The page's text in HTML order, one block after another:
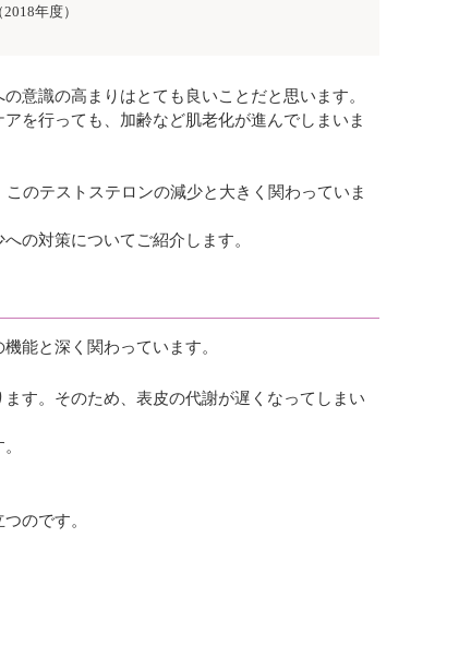
年度）
意識の高まりはとても良いことだと思います。
を行っても、加齢など肌老化が進んでしまいま
のテストステロンの減少と大きく関わっていま
の対策についてご紹介します。
能と深く関わっています。
す。そのため、表皮の代謝が遅くなってしまい
のです。